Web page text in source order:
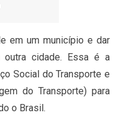
em um município e dar
outra cidade. Essa é a
Social do Transporte e
do Transporte) para
o Brasil.